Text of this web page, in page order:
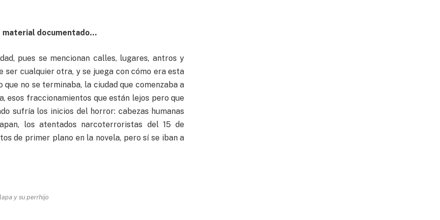
material documentado…
pues se mencionan calles, lugares, antros y
ser cualquier otra, y se juega con cómo era esta
no se terminaba, la ciudad que comenzaba a
esos fraccionamientos que están lejos pero que
sufría los inicios del horror: cabezas humanas
los atentados narcoterroristas del 15 de
de primer plano en la novela, pero sí se iban a
y su perrhijo